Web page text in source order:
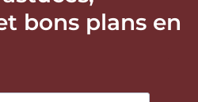
bons plans en